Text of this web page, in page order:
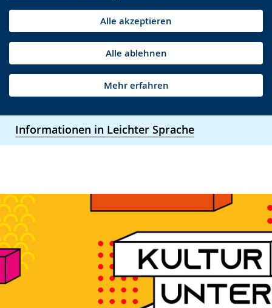
Alle akzeptieren
Alle ablehnen
Mehr erfahren
Informationen in Leichter Sprache